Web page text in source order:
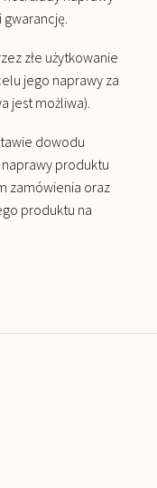
gwarancję.
złe użytkowanie
jego naprawy za
jest możliwa).
dowodu
produktu
zamówienia oraz
produktu na